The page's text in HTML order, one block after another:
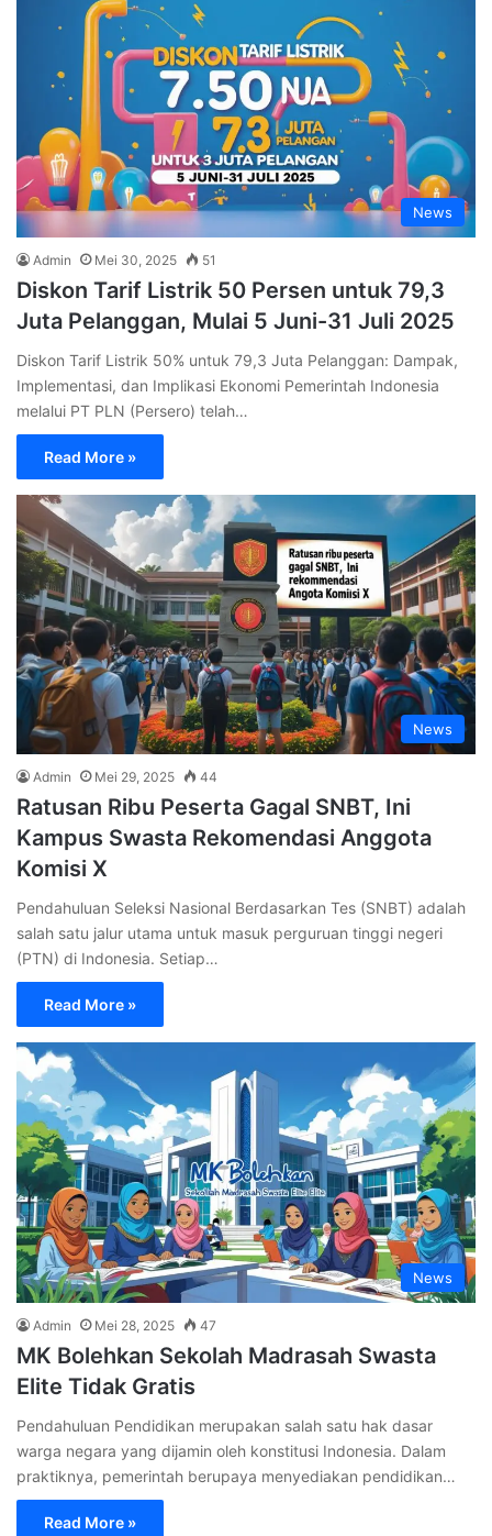
News
Admin Mei 30, 2025 51
Diskon Tarif Listrik 50 Persen untuk 79,3
Juta Pelanggan, Mulai 5 Juni-31 Juli 2025
Diskon Tarif Listrik 50% untuk 79,3 Juta Pelanggan: Dampak,
Implementasi, dan Implikasi Ekonomi Pemerintah Indonesia
melalui PT PLN (Persero) telah…
Read More »
News
Admin Mei 29, 2025 44
Ratusan Ribu Peserta Gagal SNBT, Ini
Kampus Swasta Rekomendasi Anggota
Komisi X
Pendahuluan Seleksi Nasional Berdasarkan Tes (SNBT) adalah
salah satu jalur utama untuk masuk perguruan tinggi negeri
(PTN) di Indonesia. Setiap…
Read More »
News
Admin Mei 28, 2025 47
MK Bolehkan Sekolah Madrasah Swasta
Elite Tidak Gratis
Pendahuluan Pendidikan merupakan salah satu hak dasar
warga negara yang dijamin oleh konstitusi Indonesia. Dalam
praktiknya, pemerintah berupaya menyediakan pendidikan…
Read More »